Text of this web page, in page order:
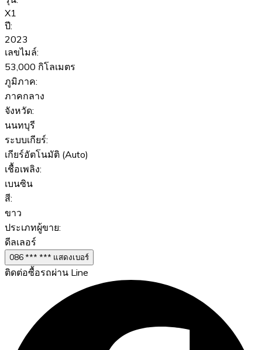
X1
ปี:
2023
เลขไมล์:
53,000 กิโลเมตร
ภูมิภาค:
ภาคกลาง
จังหวัด:
นนทบุรี
ระบบเกียร์:
เกียร์อัตโนมัติ (Auto)
เชื้อเพลิง:
เบนซิน
สี:
ขาว
ประเภทผู้ขาย:
ดีลเลอร์
086 *** *** แสดงเบอร์
ติดต่อซื้อรถผ่าน Line